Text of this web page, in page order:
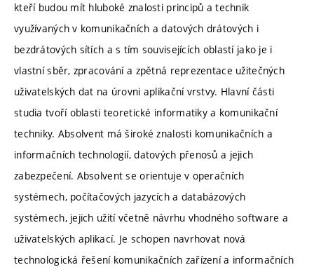
kteří budou mít hluboké znalosti principů a technik
využívaných v komunikačních a datových drátových i
bezdrátových sítích a s tím souvisejících oblastí jako je i
vlastní sběr, zpracování a zpětná reprezentace užitečných
uživatelských dat na úrovni aplikační vrstvy. Hlavní části
studia tvoří oblasti teoretické informatiky a komunikační
techniky. Absolvent má široké znalosti komunikačních a
informačních technologií, datových přenosů a jejich
zabezpečení. Absolvent se orientuje v operačních
systémech, počítačových jazycích a databázových
systémech, jejich užití včetně návrhu vhodného software a
uživatelských aplikací. Je schopen navrhovat nová
technologická řešení komunikačních zařízení a informačních